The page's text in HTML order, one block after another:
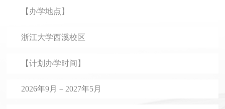
【办学地点】
浙江大学西溪校区
【计划办学时间】
2026年9月－ 2027年5月